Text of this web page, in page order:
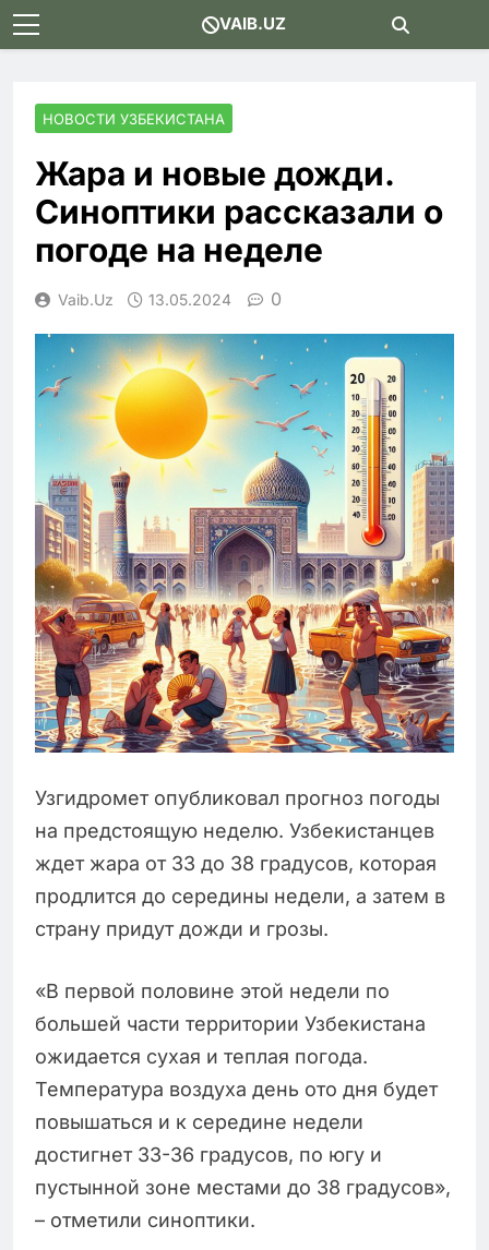
Skip
to
VAIB.UZ
НОВОСТИ УЗБЕКИСТАНА
Жара и новые дожди.
Синоптики рассказали о
погоде на неделе
Vaib.uz 13.05.2024 0
Узгидромет опубликовал прогноз погоды
на предстоящую неделю. Узбекистанцев
ждет жара от 33 до 38 градусов, которая
продлится до середины недели, а затем в
страну придут дожди и грозы.
«В первой половине этой недели по
большей части территории Узбекистана
ожидается сухая и теплая погода.
Температура воздуха день ото дня будет
повышаться и к середине недели
достигнет 33-36 градусов, по югу и
пустынной зоне местами до 38 градусов»,
– отметили синоптики.